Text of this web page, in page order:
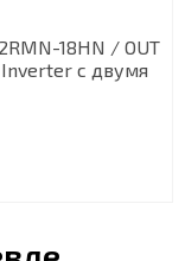
18HN / OUT
Inverter с двумя